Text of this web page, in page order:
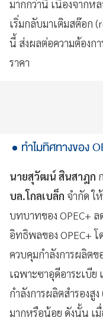
มากกว่านี้ เนื่องจากห
เริ่มกลับมาเติมสต๊อก
นี้ ส่งผลต่อความต้องก
ราคา
ทำไมทิศทางของ
นายสุวัฒน์ สินสาฎก
บล.โกลเบล็ก จำกัด ใ
บทบาทของ OPEC+
อิทธิพลของ OPEC+
ควบคุมกำลังการผลิตข
เฉพาะซาอุดีอาระเบีย
กำลังการผลิตสำรองสู
มากหรือน้อย ดังนั้น เ